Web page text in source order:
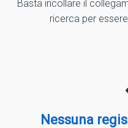
Basta incollare il
ricerca per
Nessuna